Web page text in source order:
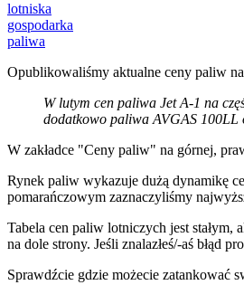
lotniska
gospodarka
paliwa
Opublikowaliśmy aktualne ceny paliw
W lutym cen paliwa Jet A-1 na
dodatkowo paliwa AVGAS 100LL
W zakładce "Ceny paliw" na górnej,
Rynek paliw wykazuje dużą dynamikę
pomarańczowym zaznaczyliśmy
Tabela cen paliw lotniczych jest stałym,
na dole strony. Jeśli znalazłeś/-aś błąd
Sprawdźcie gdzie możecie zatankować